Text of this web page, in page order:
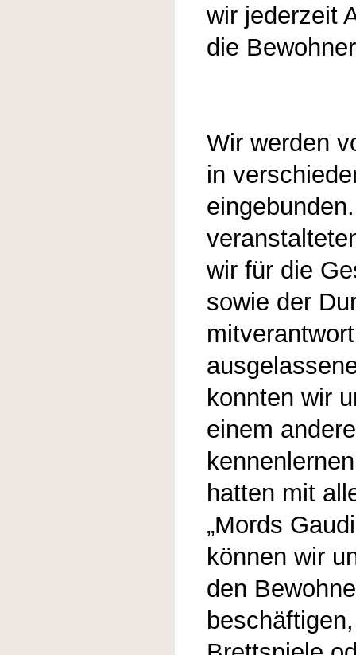
wir jederzeit
die
Wir werden
in
wir für die
sowie der
konnten wir
einem
hatten mit
„Mords
können wir
den